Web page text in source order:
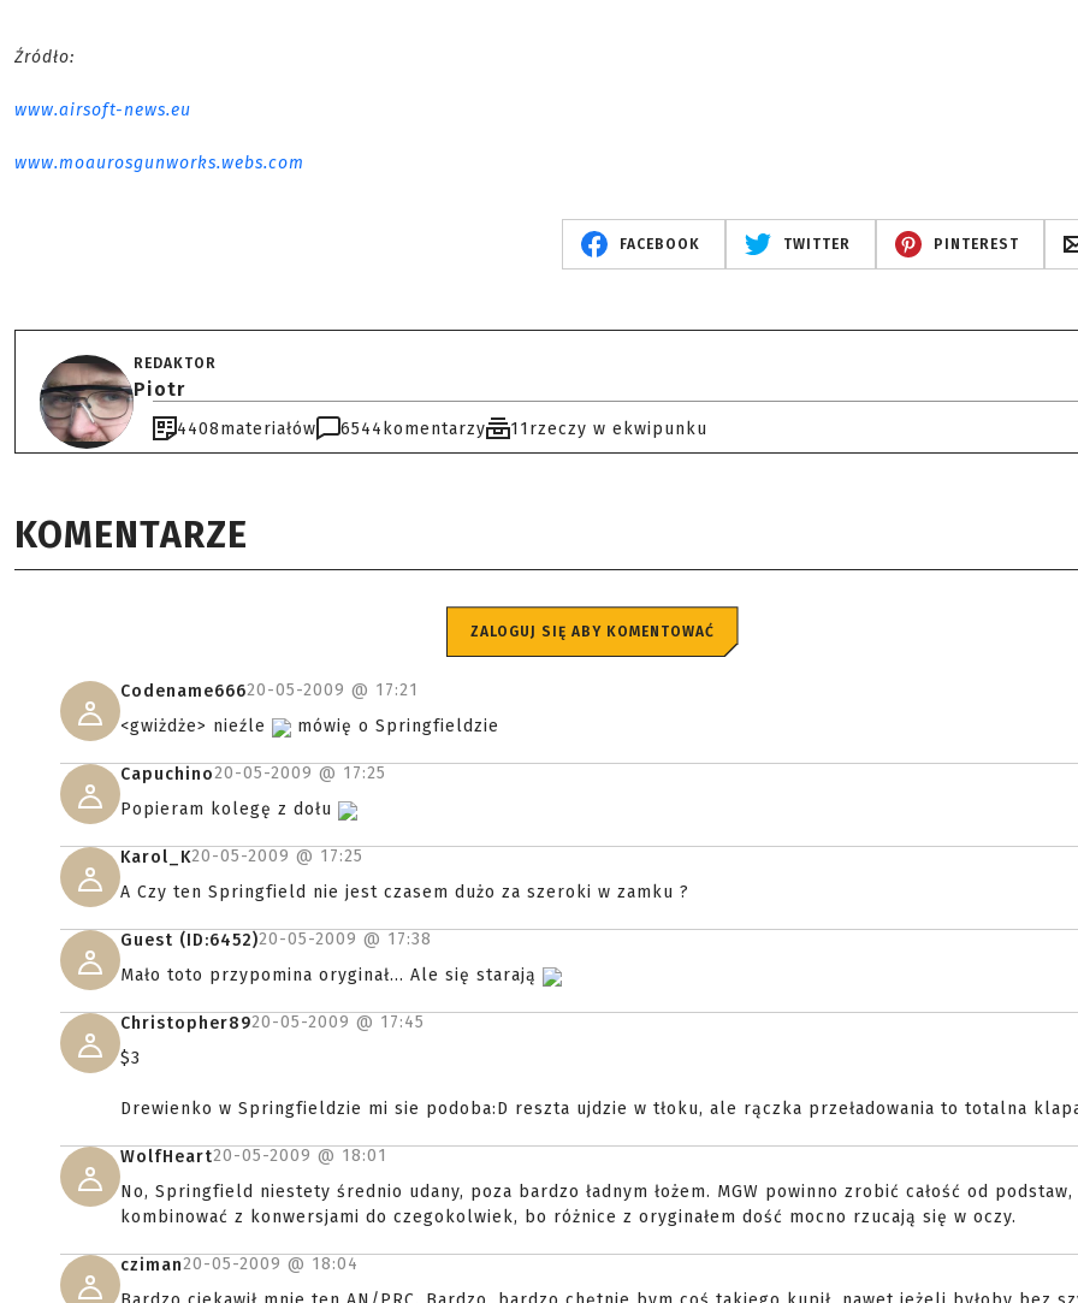
Źródło:
www.airsoft-news.eu
www.moaurosgunworks.webs.com
FACEBOOK TWITTER PINTEREST
REDAKTOR
Piotr
4408materiałów 6544 komentarzy 11rzeczy w ekwipunku
KOMENTARZE
ZALOGUJ SIĘ ABY KOMENTOWAĆ
Codename66620-05-2009 @ 17:21
<gwiżdże> nieźle
mówię o Springfieldzie
Capuchino20-05-2009 @ 17:25
Popieram kolegę z dołu
Karol_K20-05-2009 @ 17:25
A Czy ten Springfield nie jest czasem dużo za szeroki w zamku ?
Guest (ID:6452)20-05-2009 @ 17:38
Mało toto przypomina oryginał... Ale się starają
Christopher8920-05-2009 @ 17:45
$3
Drewienko w Springfieldzie mi sie podoba:D reszta ujdzie w tłoku, ale rączka przeładowania to totalna
WolfHeart20-05-2009 @ 18:01
No, Springfield niestety średnio udany, poza bardzo ładnym łożem. MGW powinno zrobić całość od
kombinować z konwersjami do czegokolwiek, bo różnice z oryginałem dość mocno rzucają się w oczy.
cziman20-05-2009 @ 18:04